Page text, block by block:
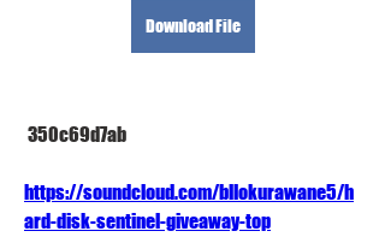
Download File
350c69d7ab
https://soundcloud.com/bllokurawane5/h
ard-disk-sentinel-giveaway-top